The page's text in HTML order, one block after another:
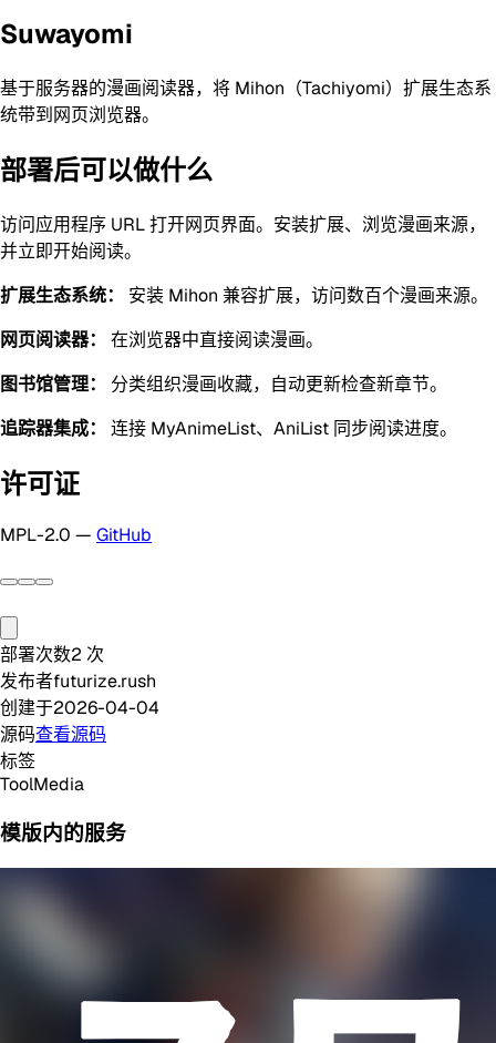
Suwayomi
基于服务器的漫画阅读器，将 Mihon（Tachiyomi）扩展生态系
统带到网页浏览器。
部署后可以做什么
访问应用程序 URL 打开网页界面。安装扩展、浏览漫画来源，
并立即开始阅读。
扩展生态系统：
安装 Mihon 兼容扩展，访问数百个漫画来源。
网页阅读器：
在浏览器中直接阅读漫画。
图书馆管理：
分类组织漫画收藏，自动更新检查新章节。
追踪器集成：
连接 MyAnimeList、AniList 同步阅读进度。
许可证
MPL-2.0 — GitHub
部署次数2 次
发布者futurize.rush
创建于2026-04-04
源码查看源码
标签
ToolMedia
模版内的服务